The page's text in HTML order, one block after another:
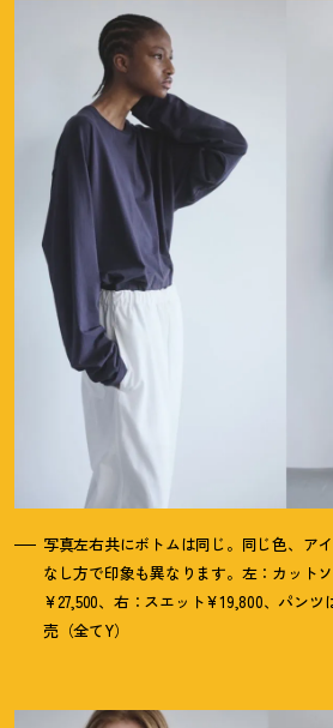
写真左右共にボトムは同じ。同じ色、ア
なし方で印象も異なります。左：カット
¥27,500、右：スエット¥19,800、パン
売（全てY）